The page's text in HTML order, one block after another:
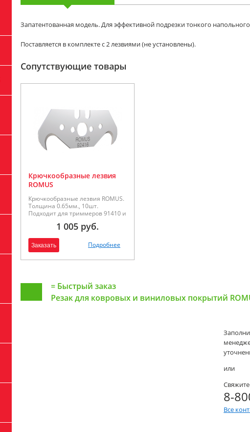
Запатентованная модель. Для эффективной подрезки тонкого
Поставляется в комплекте с 2 лезвиями (не установлены).
Сопутствующие товары
Крючкообразные лезвия
ROMUS
Крючкообразные лезвия ROMUS.
Толщина 0.65мм., 10шт.
Подходит для триммеров 91410 и
1 005 руб.
Заказать Подробнее
= Быстрый заказ
Резак для ковровых и виниловых покрытий
или
8-
Все